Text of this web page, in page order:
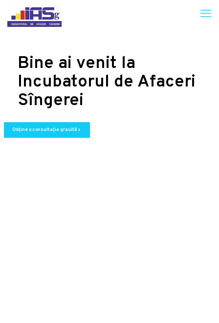
Bine ai venit la
Incubatorul de Afaceri
Sîngerei
Obține o consultație grauită chevron_right